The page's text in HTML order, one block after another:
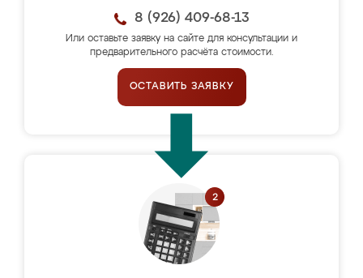
8 (926) 409-68-13
Или оставьте заявку на сайте для консультации и
предварительного расчёта стоимости.
ОСТАВИТЬ ЗАЯВКУ